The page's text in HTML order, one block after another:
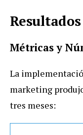
Métricas y
La
marketing
tres meses: